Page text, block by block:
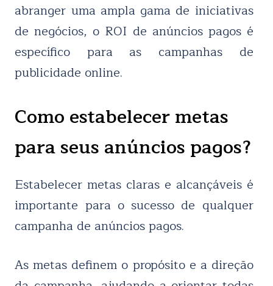
abranger uma ampla gama de iniciativas
de negócios, o ROI de anúncios pagos é
específico para as campanhas de
publicidade online.
Como estabelecer metas
para seus anúncios pagos?
Estabelecer metas claras e alcançáveis é
importante para o sucesso de qualquer
campanha de anúncios pagos.
As metas definem o propósito e a direção